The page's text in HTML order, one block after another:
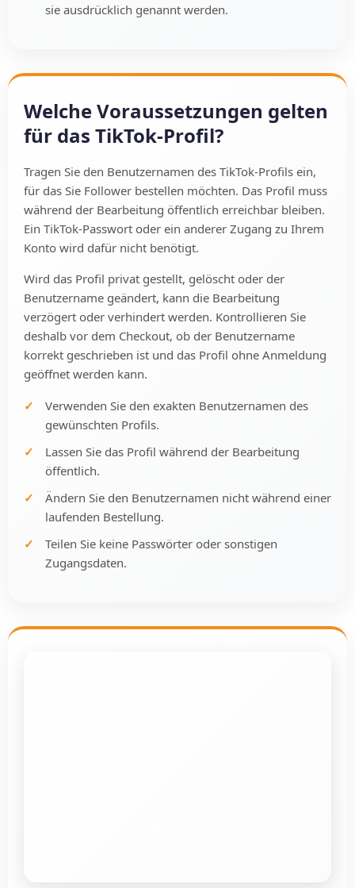
sie ausdrücklich genannt werden.
Welche Voraussetzungen gelten
für das TikTok-Profil?
Tragen Sie den Benutzernamen des TikTok-Profils ein,
für das Sie Follower bestellen möchten. Das Profil muss
während der Bearbeitung öffentlich erreichbar bleiben.
Ein TikTok-Passwort oder ein anderer Zugang zu Ihrem
Konto wird dafür nicht benötigt.
Wird das Profil privat gestellt, gelöscht oder der
Benutzername geändert, kann die Bearbeitung
verzögert oder verhindert werden. Kontrollieren Sie
deshalb vor dem Checkout, ob der Benutzername
korrekt geschrieben ist und das Profil ohne Anmeldung
geöffnet werden kann.
Verwenden Sie den exakten Benutzernamen des
gewünschten Profils.
Lassen Sie das Profil während der Bearbeitung
öffentlich.
Ändern Sie den Benutzernamen nicht während einer
laufenden Bestellung.
Teilen Sie keine Passwörter oder sonstigen
Zugangsdaten.